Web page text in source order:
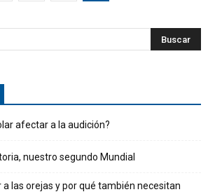
afectar a la audición?
nuestro segundo Mundial
las orejas y por qué también necesitan